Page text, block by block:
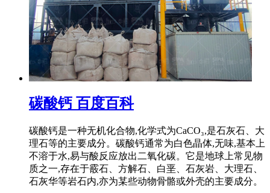
碳酸钙 百度百科
碳酸钙是一种无机化合物,化学式为CaCO₃,是石灰石、大
理石等的主要成分。碳酸钙通常为白色晶体,无味,基本上
不溶于水,易与酸反应放出二氧化碳。它是地球上常见物
质之一,存在于霰石、方解石、白垩、石灰岩、大理石、
石灰华等岩石内,亦为某些动物骨骼或外壳的主要成分。